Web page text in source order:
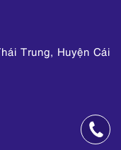
Trung, Huyện Cái